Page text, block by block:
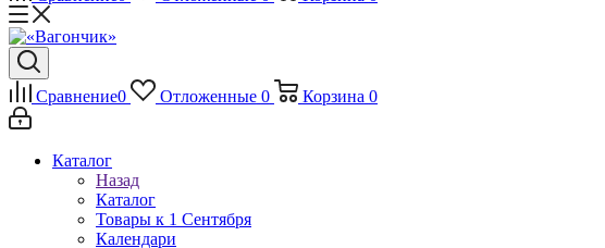
Сравнение0 Отложенные 0 Корзина 0
Каталог
Назад
Каталог
Товары к 1 Сентября
Календари